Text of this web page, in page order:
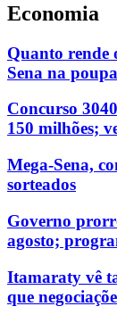
Economia
Quanto rende
Sena na
Concurso
150 milhões;
Mega-Sena,
sorteados
Governo
agosto;
Itamaraty vê
que